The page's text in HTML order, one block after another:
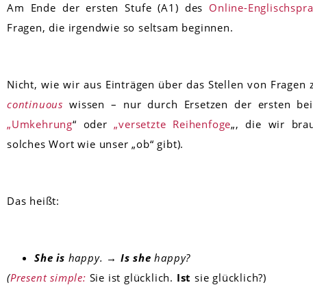
Am Ende der ersten Stufe (A1) des Online-
Fragen, die irgendwie so seltsam beginnen.
Nicht, wie wir aus Einträgen über das Stellen von Fragen
continuous wissen – nur durch Ersetzen der ersten
„Umkehrung“ oder„versetzte Reihenfoge„, die wir
solches Wort wie unser „ob“ gibt).
Das heißt:
She is happy. → Is she happy?
(Present simple: Sie ist glücklich. Ist sie glücklich?)